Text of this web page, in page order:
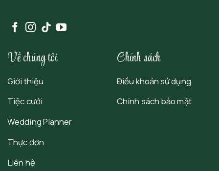
Về chúng tôi
Giới thiệu
Tiệc cưới
Wedding Planner
Thực đơn
Liên hệ
Chính sách
Điều khoản sử dụng
Chính sách bảo mật